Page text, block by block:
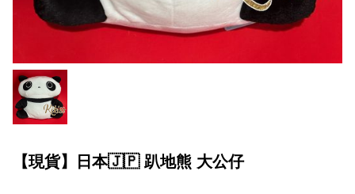
【現貨】日本🇯🇵 趴地熊 大公仔